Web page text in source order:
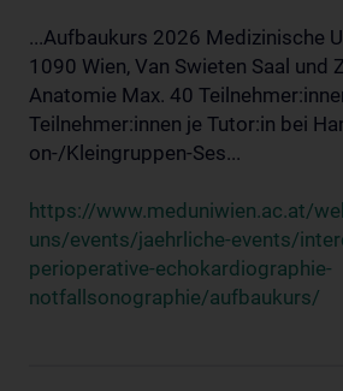
...Aufbaukurs 2026 Medizinische
1090 Wien, Van Swieten Saal und
Anatomie Max. 40
Teilnehmer:innen je Tutor:in bei
on-/Kleingruppen-Ses...
https://www.meduniwien.ac.at/
uns/events/jaehrliche-events/
perioperative-echokardiographie-
notfallsonographie/aufbaukurs/